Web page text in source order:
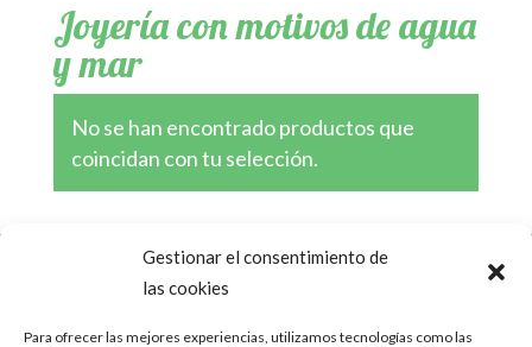
Gestionar el consentimiento de
las cookies
Para ofrecer las mejores experiencias, utilizamos tecnologías como las
Joyería con motivos de agua
y mar
No se han encontrado productos que
coincidan con tu selección.
Aviso legal
Política de cookies
Política de Privacidad